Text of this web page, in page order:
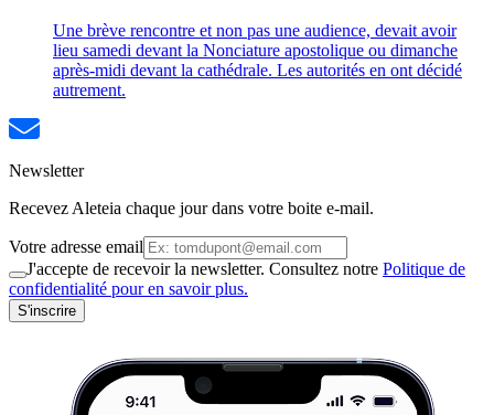
Une brève rencontre et non pas une audience, devait avoir
lieu samedi devant la Nonciature apostolique ou dimanche
après-midi devant la cathédrale. Les autorités en ont décidé
autrement.
Newsletter
Recevez Aleteia chaque jour dans votre boite e-mail.
Votre adresse email
J'accepte de recevoir la newsletter. Consultez notre Politique de
confidentialité pour en savoir plus.
S'inscrire